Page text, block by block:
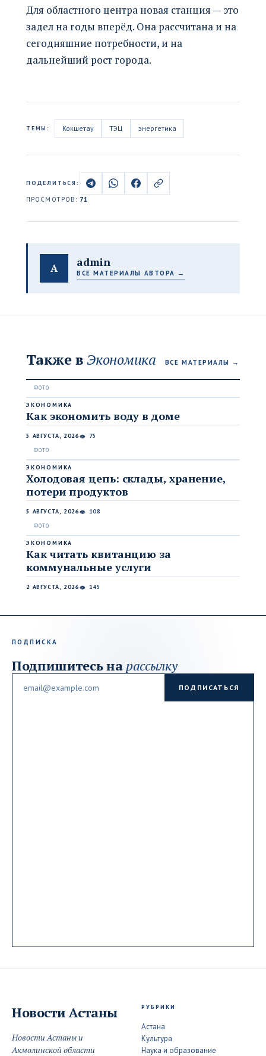
Для областного центра новая станция — это
задел на годы вперёд. Она рассчитана и на
сегодняшние потребности, и на
дальнейший рост города.
ТЕМЫ: Кокшетау ТЭЦ энергетика
ПОДЕЛИТЬСЯ:
ПРОСМОТРОВ: 71
A admin
ВСЕ МАТЕРИАЛЫ АВТОРА →
Также вЭкономика ВСЕ МАТЕРИАЛЫ →
ЭКОНОМИКА
Как экономить воду в доме
5 АВГУСТА, 2026👁 75
ЭКОНОМИКА
Холодовая цепь: склады, хранение,
потери продуктов
5 АВГУСТА, 2026👁 108
ЭКОНОМИКА
Как читать квитанцию за
коммунальные услуги
2 АВГУСТА, 2026👁 145
ПОДПИСКА
Подпишитесь на рассылку
ПОДПИСАТЬСЯ
Новости Астаны
Новости Астаны и
Акмолинской области
РУБРИКИ
Астана
Культура
Наука и образование